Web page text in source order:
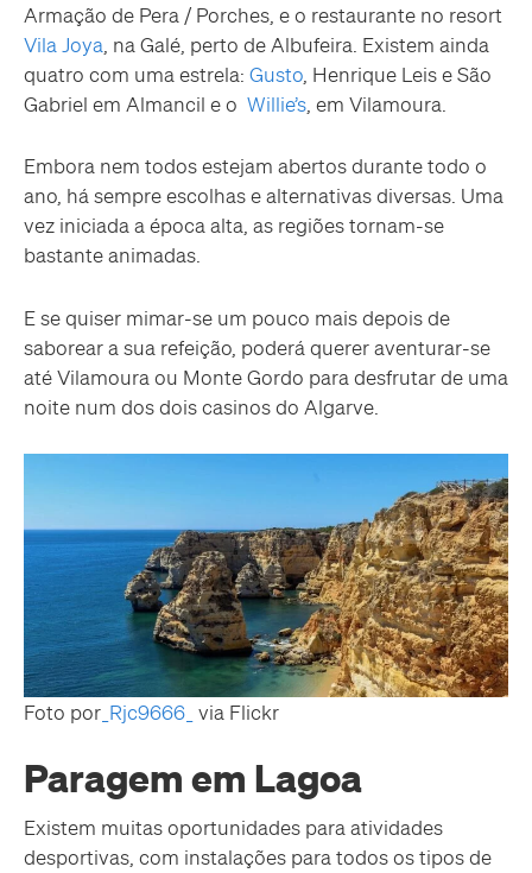
Armação de Pera / Porches, e o restaurante no resort
Vila Joya , na Galé, perto de Albufeira. Existem ainda
quatro com uma estrela: Gusto , Henrique Leis e São
Gabriel em Almancil e o Willie’s , em Vilamoura.
Embora nem todos estejam abertos durante todo o
ano, há sempre escolhas e alternativas diversas. Uma
vez iniciada a época alta, as regiões tornam-se
bastante animadas.
E se quiser mimar-se um pouco mais depois de
saborear a sua refeição, poderá querer aventurar-se
até Vilamoura ou Monte Gordo para desfrutar de uma
noite num dos dois casinos do Algarve.
Foto por _Rjc9666_ via Flickr
Paragem em Lagoa
Existem muitas oportunidades para atividades
desportivas, com instalações para todos os tipos de